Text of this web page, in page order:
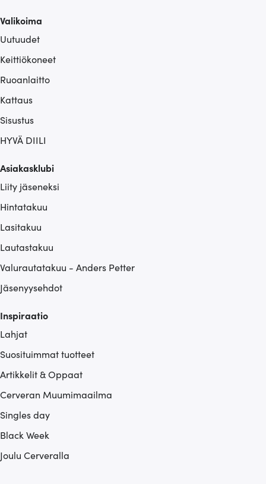
Valikoima
Uutuudet
Keittiökoneet
Ruoanlaitto
Kattaus
Sisustus
HYVÄ DIILI
Asiakasklubi
Liity jäseneksi
Hintatakuu
Lasitakuu
Lautastakuu
Valurautatakuu - Anders Petter
Jäsenyysehdot
Inspiraatio
Lahjat
Suosituimmat tuotteet
Artikkelit & Oppaat
Cerveran Muumimaailma
Singles day
Black Week
Joulu Cerveralla